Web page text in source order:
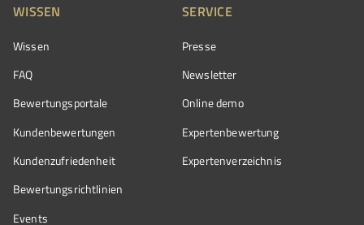
WISSEN
Wissen
FAQ
Bewertungsportale
Kundenbewertungen
Kundenzufriedenheit
Bewertungs­richtlinien
Events
SERVICE
Presse
Newsletter
Online demo
Expertenbewertung
Expertenverzeichnis